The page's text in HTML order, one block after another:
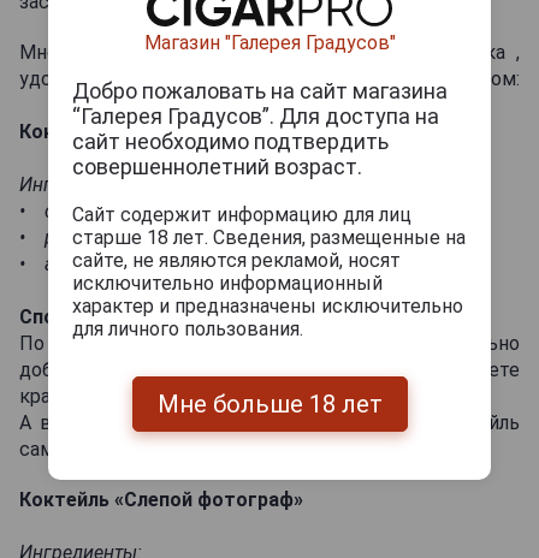
Многих людей интересует коктейль ром самбука ,
удовлетворю их любопытство следующим рецептом:
Коктейль «Магнум 44»
Ингредиенты:
• самбука черная 20 мл;
• ром золотой 20 мл;
• абсент 20мл.
Способ приготовления:
По ложке в ликерную рюмку последовательно
добавляются самбука, ром и абсент. Вы получаете
красивый и очень крепкий шот.
А вот отличный рецепт для тех, кто ищет коктейль
самбука шампанское .
Коктейль «Слепой фотограф»
Ингредиенты:
Магазин "Галерея Градусов"
Добро пожаловать на сайт магазина
“Галерея Градусов”. Для доступа на
сайт необходимо подтвердить
совершеннолетний возраст.
Сайт содержит информацию для лиц
старше 18 лет. Сведения, размещенные на
сайте, не являются рекламой, носят
исключительно информационный
характер и предназначены исключительно
для личного пользования.
Мне больше 18 лет